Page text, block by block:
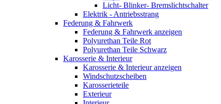
Licht- Blinker- Bremslichtschalter
Elektrik - Antriebsstrang
Federung & Fahrwerk
Federung & Fahrwerk anzeigen
Polyurethan Teile Rot
Polyurethan Teile Schwarz
Karosserie & Interieur
Karosserie & Interieur anzeigen
Windschutzscheiben
Karosserieteile
Exterieur